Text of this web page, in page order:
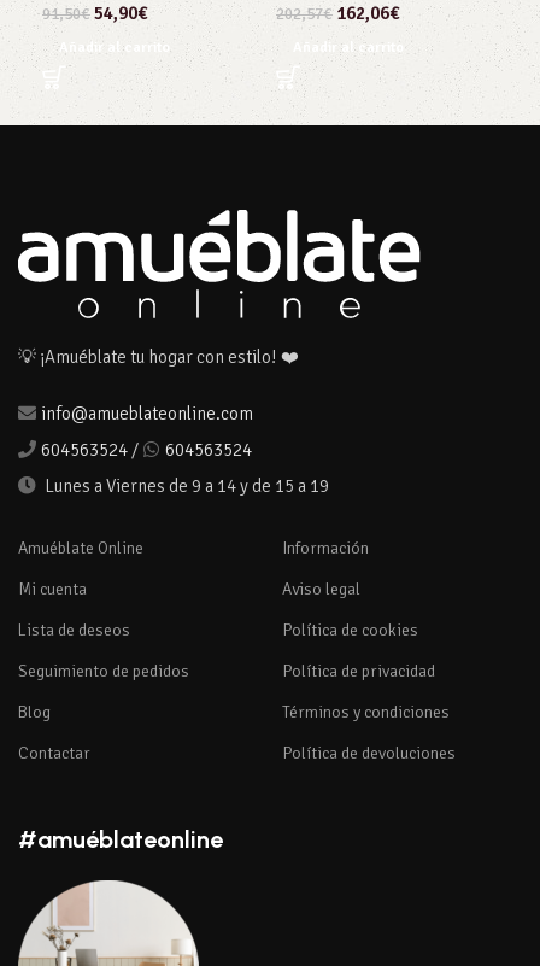
91,50€54,90€
Añadir al carrito
202,57€ 162,06€
Añadir al carrito
💡 ¡Amuéblate tu hogar con estilo! ❤️
info@amueblateonline.com
604563524 /
604563524
Lunes a Viernes de 9 a 14 y de 15 a 19
Amuéblate Online
Mi cuenta
Lista de deseos
Seguimiento de pedidos
Blog
Contactar
Información
Aviso legal
Política de cookies
Política de privacidad
Términos y condiciones
Política de devoluciones
#amuéblateonline